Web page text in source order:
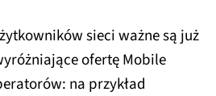
sieci ważne są już
ofertę Mobile
na przykład